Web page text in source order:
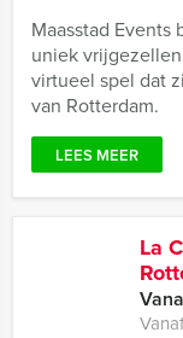
Maasstad
uniek
virtueel spel dat
van Rotterdam.
LEES MEER
La